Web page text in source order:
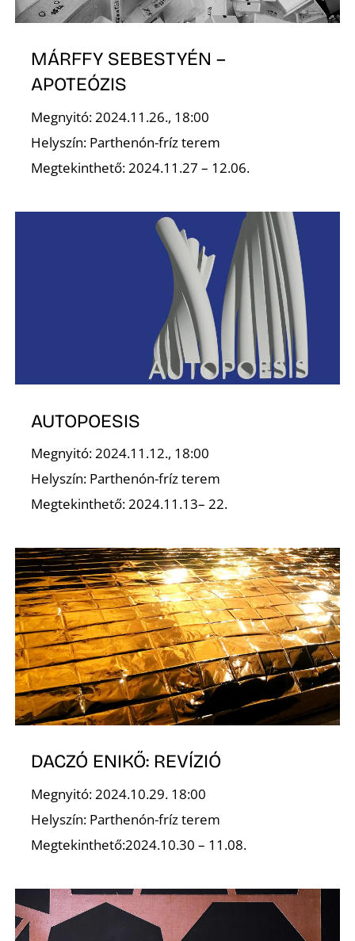
MÁRFFY SEBESTYÉN –
APOTEÓZIS
Megnyitó: 2024.11.26., 18:00
Helyszín: Parthenón-fríz terem
Megtekinthető: 2024.11.27 – 12.06.
AUTOPOESIS
Megnyitó: 2024.11.12., 18:00
Helyszín: Parthenón-fríz terem
Megtekinthető: 2024.11.13– 22.
DACZÓ ENIKŐ: REVÍZIÓ
Megnyitó: 2024.10.29. 18:00
Helyszín: Parthenón-fríz terem
Megtekinthető:2024.10.30 – 11.08.